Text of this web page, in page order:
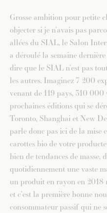
Grosse ambition pour petite
objecter si je n’avais pas
allées du SIAL, le Salon
a déroulé la semaine
dire que le SIAL n’est pas
les autres. Imaginez 7 200
venant de 119 pays, 310 000
prochaines éditions qui se
Toronto, Shanghai et New
parle donc pas ici de la mise
carottes bio de votre
bien de tendances de
quotidiennement une vaste
un produit en rayon en 2018
et c’est la première bonne
consommateur passif qui ne